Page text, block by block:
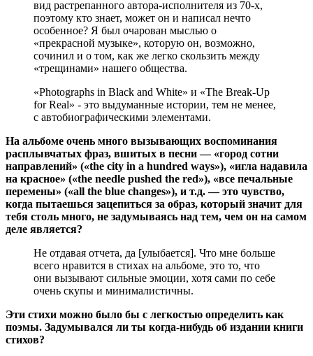
вид растрепанного автора-исполнителя из 70-х,
поэтому кто знает, может он и написал нечто
особенное? Я был очарован мыслью о
«прекрасной музыке», которую он, возможно,
сочинил и о том, как же легко скользить между
«трещинами» нашего общества.
«Photographs in Black and White» и «The Break-Up
for Real» - это выдуманные истории, тем не менее,
с автобиографическими элементами.
На альбоме очень много вызывающих воспоминания
расплывчатых фраз, вшитых в песни — «город сотни
направлений» («the city in a hundred ways»), «игла надавила
на красное» («the needle pushed the red»), «все печальные
перемены» («all the blue changes»), и т.д. — это чувство,
когда пытаешься зацепиться за образ, который значит для
тебя столь много, не задумываясь над тем, чем он на самом
деле является?
Не отдавая отчета, да [улыбается]. Что мне больше
всего нравится в стихах на альбоме, это то, что
они вызывают сильные эмоции, хотя сами по себе
очень скупы и минималистичны.
Эти стихи можно было бы с легкостью определить как
поэмы. Задумывался ли ты когда-нибудь об издании книги
стихов?